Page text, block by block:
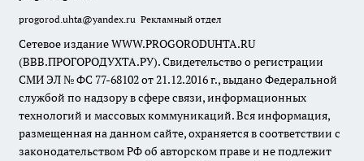
progorod.uhta@yandex.ru Рекламный отдел
Сетевое издание WWW.PROGORODUHTA.RU
(ВВВ.ПРОГОРОДУХТА.РУ). Свидетельство о регистрации
СМИ ЭЛ № ФС 77-68102 от 21.12.2016 г., выдано Федеральной
службой по надзору в сфере связи, информационных
технологий и массовых коммуникаций. Вся информация,
размещенная на данном сайте, охраняется в соответствии с
законодательством РФ об авторском праве и не подлежит